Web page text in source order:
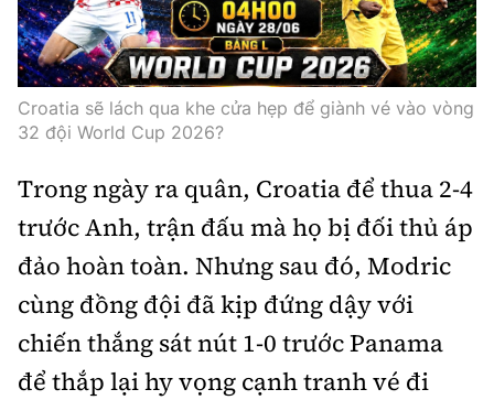
Nhà thầu
Mời thầu - Đấu thầu
Thi viết về GTVT
Gương sáng giao thông
Âm nhạc
Hậu trường sao
360 độ thể thao
Sản phẩm mới
Tư vấn
Thế giới
Thời sự Quốc tế
Hồ sơ tài liệu
Thế giới giao thông
Thế giới xây dựng
Đi ++
Du lịch
Khám phá
Lối sống
Ẩm thực
Video
Thời sự
Camera giao thông
Câu chuyện giao thông
Cơ quan chủ quản: Bộ Xây dựng
Giấy phép số: 03/GP-BVHTTDL, cấp ngày 1/4/2025.
Croatia sẽ lách qua khe cửa hẹp để giành vé vào vòng
32 đội World Cup 2026?
Trong ngày ra quân, Croatia để thua 2-4
trước Anh, trận đấu mà họ bị đối thủ áp
đảo hoàn toàn. Nhưng sau đó, Modric
cùng đồng đội đã kịp đứng dậy với
chiến thắng sát nút 1-0 trước Panama
để thắp lại hy vọng cạnh tranh vé đi